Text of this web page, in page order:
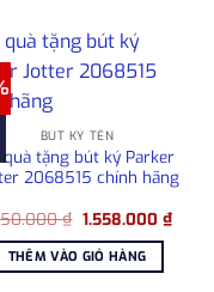
BÚT KÝ TÊN
quà tặng bút ký Parker
2068515 chính hãng
₫ Giá
là:
2.150.000 ₫.
1.558.000 ₫Giá
hiện
THÊM VÀO GIỎ HÀNG